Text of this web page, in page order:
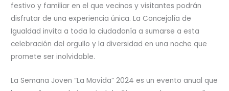
festivo y familiar en el que vecinos y visitantes podrán
disfrutar de una experiencia única. La Concejalía de
Igualdad invita a toda la ciudadanía a sumarse a esta
celebración del orgullo y la diversidad en una noche que
promete ser inolvidable.
La Semana Joven “La Movida” 2024 es un evento anual que